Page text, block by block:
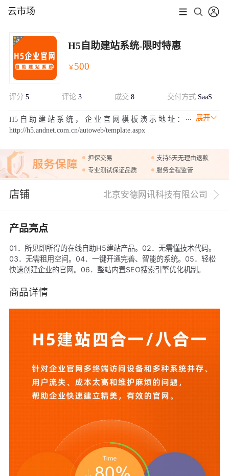
云市场
H5自助建站系统-限时特惠
￥ 500
评分 5 评论 3 成交 8 交付方式 SaaS
展开
H5自助建站系统，企业官网模板演示地址：
http://h5.andnet.com.cn/autoweb/template.aspx
担保交易
支持5天无理由退款
专业测试保证品质
服务全程监管
店铺 北京安德网讯科技有限公司
产品亮点
01．所见即所得的在线自助H5建站产品。02．无需懂技术代码。
03．无需租用空间。04．一键开通完善、智能的系统。05．轻松
快速创建企业的官网。06．整站内置SEO搜索引擎优化机制。
商品详情